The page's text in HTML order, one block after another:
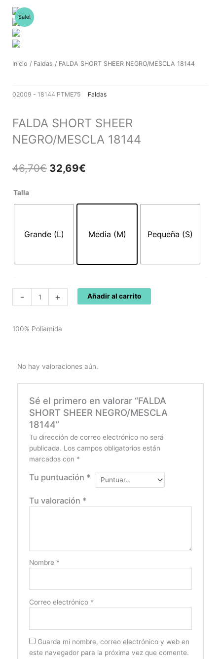
contenido
Sale!
Inicio / Faldas / FALDA SHORT SHEER NEGRO/MESCLA 18144
02009 - 18144 PTME75 Faldas
FALDA SHORT SHEER
NEGRO/MESCLA 18144
46,70€ El
32,69€
es:
Talla
Grande (L) Media (M) Pequeña (S)
-
FALDA
18144
+ Añadir al carrito
100% Poliamida
No hay valoraciones aún.
Sé el primero en valorar “FALDA
SHORT SHEER NEGRO/MESCLA
18144”
Tu dirección de correo electrónico no será
publicada. Los campos obligatorios están
marcados con *
Tu puntuación *
Tu valoración *
Nombre *
Correo electrónico *
Guarda mi nombre, correo electrónico y web en
este navegador para la próxima vez que comente.